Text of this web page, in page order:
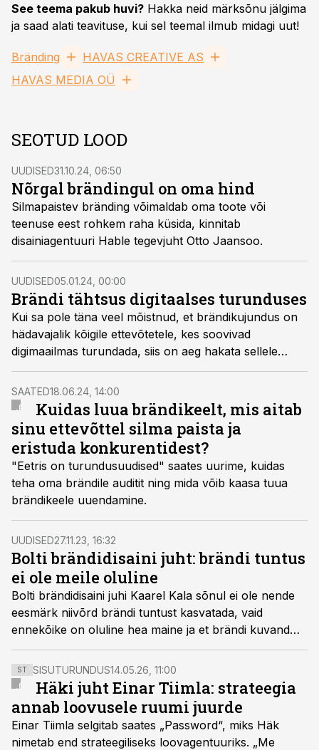
See teema pakub huvi? Hakka neid märksõnu jälgima
ja saad alati teavituse, kui sel teemal ilmub midagi uut!
Bränding
HAVAS CREATIVE AS
HAVAS MEDIA OÜ
SEOTUD LOOD
UUDISED31.10.24, 06:50
Nõrgal brändingul on oma hind
Silmapaistev bränding võimaldab oma toote või
teenuse eest rohkem raha küsida, kinnitab
disainiagentuuri Hable tegevjuht Otto Jaansoo.
UUDISED05.01.24, 00:00
Brändi tähtsus digitaalses turunduses
Kui sa pole täna veel mõistnud, et brändikujundus on
hädavajalik kõigile ettevõtetele, kes soovivad
digimaailmas turundada, siis on aeg hakata sellele
tähelepanu pöörama.
SAATED18.06.24, 14:00
Kuidas luua brändikeelt, mis aitab
sinu ettevõttel silma paista ja
eristuda konkurentidest?
"Eetris on turundusuudised" saates uurime, kuidas
teha oma brändile auditit ning mida võib kaasa tuua
brändikeele uuendamine.
UUDISED27.11.23, 16:32
Bolti brändidisaini juht: brändi tuntus
ei ole meile oluline
Bolti brändidisaini juhi Kaarel Kala sõnul ei ole nende
eesmärk niivõrd brändi tuntust kasvatada, vaid
ennekõike on oluline hea maine ja et brändi kuvand
ning toode ja teenus oleksid omavahel kooskõlas.
Lisaks märkis ta, et nende jaoks ei ole tähtis, et Bolti
Eestiga seostataks.
ST SISUTURUNDUS14.05.26, 11:00
Häki juht Einar Tiimla: strateegia
annab loovusele ruumi juurde
Einar Tiimla selgitab saates „Password“, miks Häk
nimetab end strateegiliseks loovagentuuriks. „Me